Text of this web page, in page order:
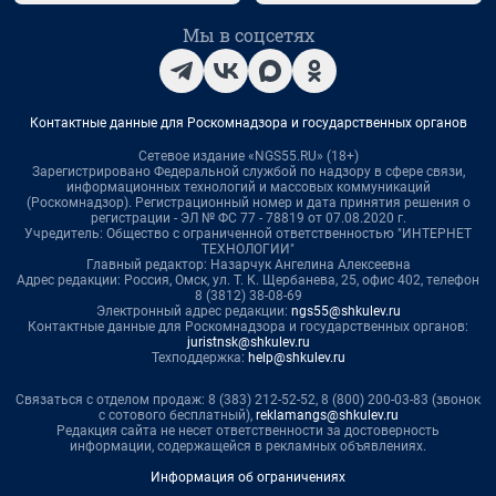
Мы в соцсетях
Контактные данные для Роскомнадзора и государственных органов
Сетевое издание «NGS55.RU» (18+)
Зарегистрировано Федеральной службой по надзору в сфере связи,
информационных технологий и массовых коммуникаций
(Роскомнадзор). Регистрационный номер и дата принятия решения о
регистрации - ЭЛ № ФС 77 - 78819 от 07.08.2020 г.
Учредитель: Общество с ограниченной ответственностью "ИНТЕРНЕТ
ТЕХНОЛОГИИ"
Главный редактор: Назарчук Ангелина Алексеевна
Адрес редакции: Россия, Омск, ул. Т. К. Щербанева, 25, офис 402, телефон
8 (3812) 38-08-69
Электронный адрес редакции: ngs55@shkulev.ru
Контактные данные для Роскомнадзора и государственных органов:
juristnsk@shkulev.ru
Техподдержка: help@shkulev.ru
Связаться с отделом продаж: 8 (383) 212-52-52, 8 (800) 200-03-83 (звонок
с сотового бесплатный), reklamangs@shkulev.ru
Редакция сайта не несет ответственности за достоверность
информации, содержащейся в рекламных объявлениях.
Информация об ограничениях